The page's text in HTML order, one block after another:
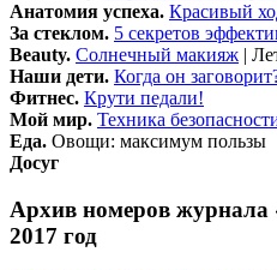
Анатомия успеха. Красивый
За стеклом. 5 секретов
Beauty. Солнечный макияж |
Наши дети. Когда он
Фитнес. Крути педали!
Мой мир. Техника
Еда. Овощи: максимум пользы
Досуг
Архив номеров журнала
2017 год